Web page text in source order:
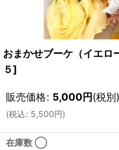
おまかせブーケ（イエ
５]
販売価格: 5,000円(税別)
(税込: 5,500円)
在庫数 ◯